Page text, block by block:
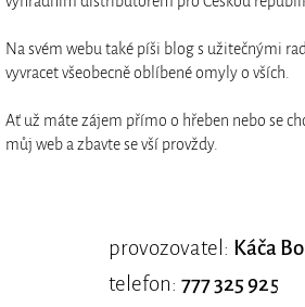
Na svém webu také píši blog s užitečnými
vyvracet všeobecně oblíbené omyly o vších.
Ať už máte zájem přímo o hřeben nebo se
můj web a zbavte se vší provždy.
provozovatel: Káča
telefon: 777 325 925